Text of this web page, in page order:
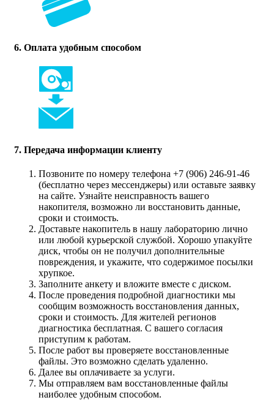
6. Оплата удобным способом
7. Передача информации клиенту
Позвоните по номеру телефона +7 (906) 246-91-46
(бесплатно через мессенджеры) или оставьте заявку
на сайте. Узнайте неисправность вашего
накопителя, возможно ли восстановить данные,
сроки и стоимость.
Доставьте накопитель в нашу лабораторию лично
или любой курьерской службой. Хорошо упакуйте
диск, чтобы он не получил дополнительные
повреждения, и укажите, что содержимое посылки
хрупкое.
Заполните анкету и вложите вместе с диском.
После проведения подробной диагностики мы
сообщим возможность восстановления данных,
сроки и стоимость. Для жителей регионов
диагностика бесплатная. С вашего согласия
приступим к работам.
После работ вы проверяете восстановленные
файлы. Это возможно сделать удаленно.
Далее вы оплачиваете за услуги.
Мы отправляем вам восстановленные файлы
наиболее удобным способом.